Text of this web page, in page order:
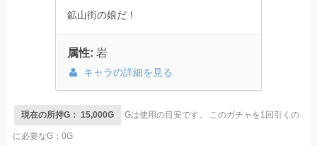
鉱山街の娘だ！
属性: 岩
キャラの詳細を見る
現在の所持G： 15,000G Gは使用の目安です。 このガチャを1回引くの
に必要なG：0G